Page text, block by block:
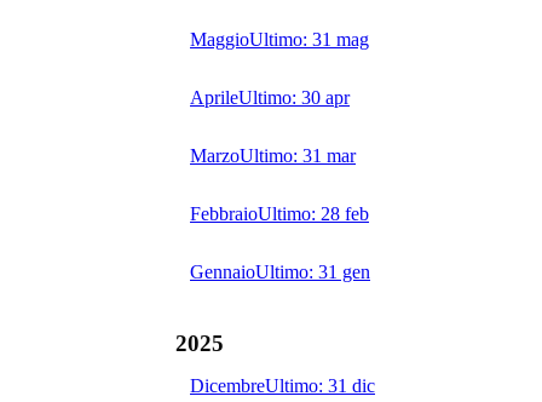
MaggioUltimo: 31 mag
AprileUltimo: 30 apr
MarzoUltimo: 31 mar
FebbraioUltimo: 28 feb
GennaioUltimo: 31 gen
2025
DicembreUltimo: 31 dic